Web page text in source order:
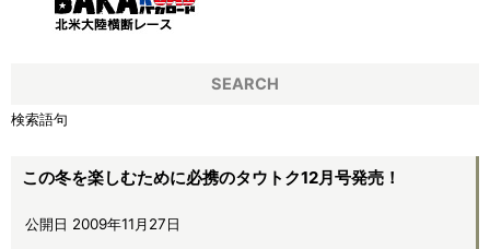
この冬を楽しむために必携のタウトク12月号発売！
公開日 2009年11月27日
SEARCH
検索語句